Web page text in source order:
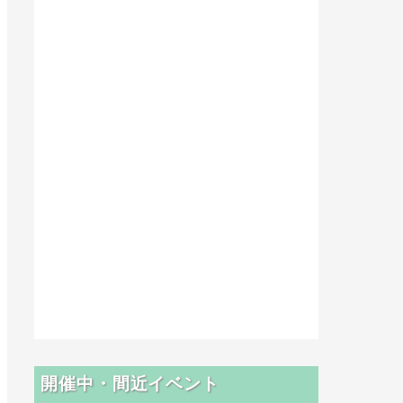
開催中・間近イベント